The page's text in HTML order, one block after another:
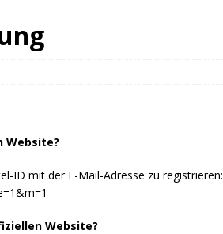
Website?
ID mit der E-Mail-Adresse zu registrieren:
Website?